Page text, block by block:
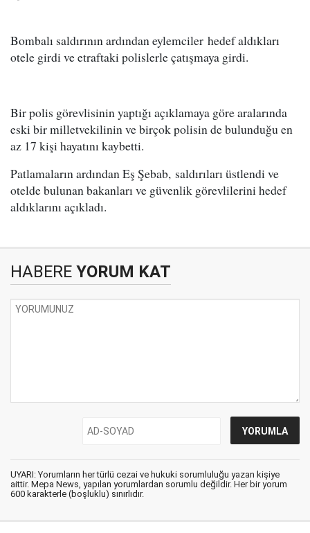
Bombalı saldırının ardından eylemciler hedef aldıkları
otele girdi ve etraftaki polislerle çatışmaya girdi.
Bir polis görevlisinin yaptığı açıklamaya göre aralarında
eski bir milletvekilinin ve birçok polisin de bulunduğu en
az 17 kişi hayatını kaybetti.
Patlamaların ardından Eş Şebab, saldırıları üstlendi ve
otelde bulunan bakanları ve güvenlik görevlilerini hedef
aldıklarını açıkladı.
HABERE YORUM KAT
UYARI: Yorumların her türlü cezai ve hukuki sorumluluğu yazan kişiye
aittir. Mepa News, yapılan yorumlardan sorumlu değildir. Her bir yorum
600 karakterle (boşluklu) sınırlıdır.